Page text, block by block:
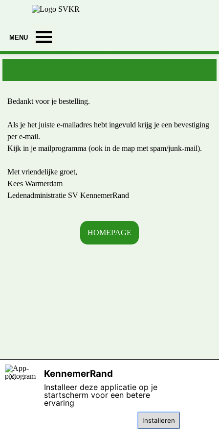
Ga naar de inhoud
Bedankt voor je bestelling.
Als je het juiste e-mailadres hebt ingevuld krijg je een bevestiging
per e-mail.
Kijk in je mailprogramma (ook in de map met spam/junk-mail).
Met vriendelijke groet,
Kees Warmerdam
Ledenadministratie SV KennemerRand
HOMEPAGE
KennemerRand
Installeer deze applicatie op je
startscherm voor een betere
ervaring
Installeren
X